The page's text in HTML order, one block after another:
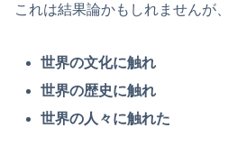
これは結果論かもしれませんが、
世界の文化に触れ
世界の歴史に触れ
世界の人々に触れた